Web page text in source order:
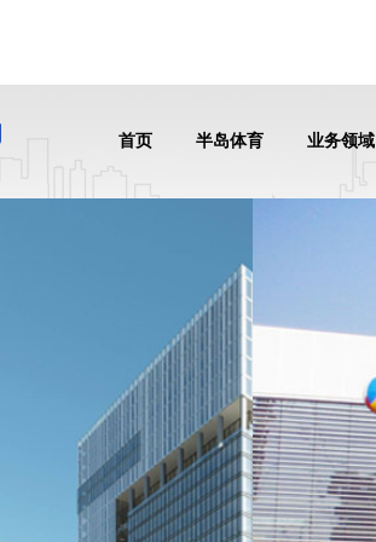
首页 半岛体育 业务领域